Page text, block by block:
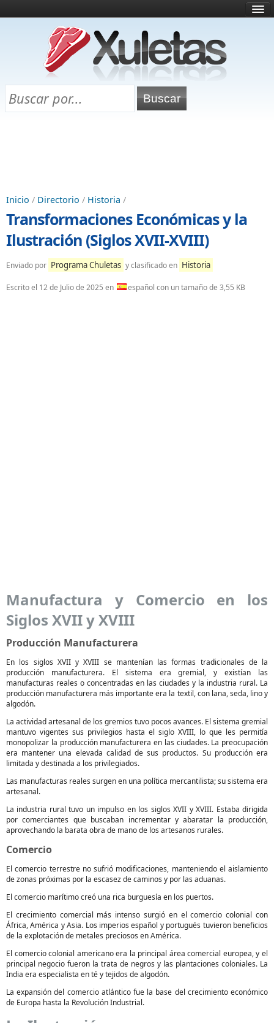
¿Qué es esto?
Directorio
Chuletas para exámenes
Inicio / Directorio / Historia /
Transformaciones Económicas y la
Ilustración (Siglos XVII-XVIII)
Enviado por Programa Chuletas y clasificado en Historia
Escrito el 12 de Julio de 2025 en español con un tamaño de 3,55 KB
Manufactura y Comercio en los
Siglos XVII y XVIII
Producción Manufacturera
En los siglos XVII y XVIII se mantenían las formas tradicionales de la
producción manufacturera. El sistema era gremial, y existían las
manufacturas reales o concentradas en las ciudades y la industria rural. La
producción manufacturera más importante era la textil, con lana, seda, lino y
algodón.
La actividad artesanal de los gremios tuvo pocos avances. El sistema gremial
mantuvo vigentes sus privilegios hasta el siglo XVIII, lo que les permitía
monopolizar la producción manufacturera en las ciudades. La preocupación
era mantener una elevada calidad de sus productos. Su producción era
limitada y destinada a los privilegiados.
Las manufacturas reales surgen en una política mercantilista; su sistema era
artesanal.
La industria rural tuvo un impulso en los siglos XVII y XVIII. Estaba dirigida
por comerciantes que buscaban incrementar y abaratar la producción,
aprovechando la barata obra de mano de los artesanos rurales.
Comercio
El comercio terrestre no sufrió modificaciones, manteniendo el aislamiento
de zonas próximas por la escasez de caminos y por las aduanas.
El comercio marítimo creó una rica burguesía en los puertos.
El crecimiento comercial más intenso surgió en el comercio colonial con
África, América y Asia. Los imperios español y portugués tuvieron beneficios
de la explotación de metales preciosos en América.
El comercio colonial americano era la principal área comercial europea, y el
principal negocio fueron la trata de negros y las plantaciones coloniales. La
India era especialista en té y tejidos de algodón.
La expansión del comercio atlántico fue la base del crecimiento económico
de Europa hasta la Revolución Industrial.